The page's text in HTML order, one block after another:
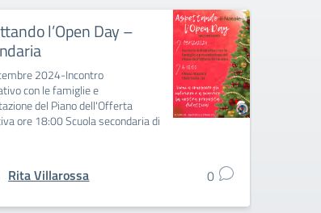
l’Open Day –
2024-Incontro
con le famiglie e
del Piano dell'Offerta
ore 18:00 Scuola secondaria di
Rita Villarossa 0